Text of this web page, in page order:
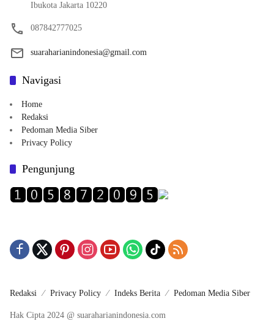
Ibukota Jakarta 10220
087842777025
suaraharianindonesia@gmail.com
Navigasi
Home
Redaksi
Pedoman Media Siber
Privacy Policy
Pengunjung
Redaksi Privacy Policy Indeks Berita Pedoman Media Siber
Hak Cipta 2024 @ suaraharianindonesia.com